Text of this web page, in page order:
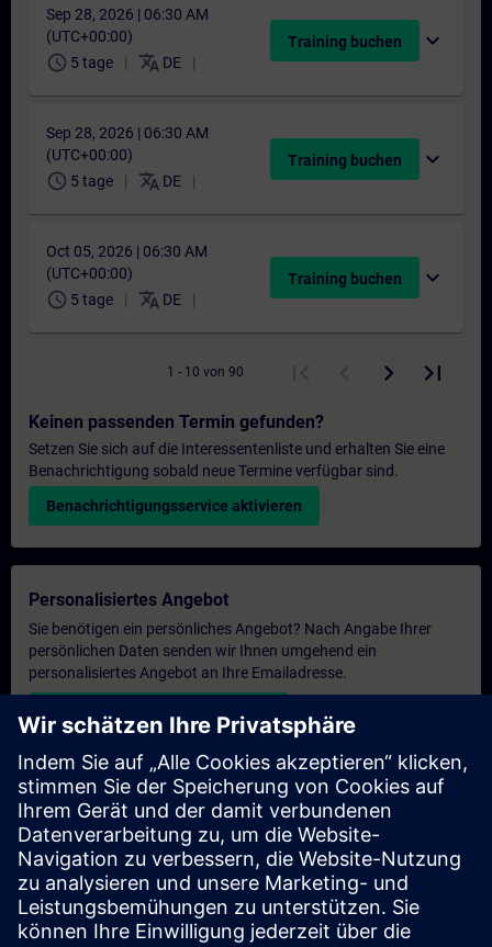
Sep 28, 2026 | 06:30 AM
(UTC+00:00)
schedule 5 tage translate DE
Training buchen expand_more
Sep 28, 2026 | 06:30 AM
(UTC+00:00)
schedule 5 tage translate DE
Training buchen expand_more
Oct 05, 2026 | 06:30 AM
(UTC+00:00)
schedule 5 tage translate DE
Training buchen expand_more
1 - 10 von 90
Keinen passenden Termin gefunden?
Setzen Sie sich auf die Interessentenliste und erhalten Sie eine
Benachrichtigung sobald neue Termine verfügbar sind.
Benachrichtigungsservice aktivieren
Personalisiertes Angebot
Sie benötigen ein persönliches Angebot? Nach Angabe Ihrer
persönlichen Daten senden wir Ihnen umgehend ein
personalisiertes Angebot an Ihre Emailadresse.
Persönliches Angebot zusenden
Anfrage Exklusivtraining
Haben Sie Bedarf an einem höheren Schulungsangebot und
brauchen ein exklusives Training – entweder vor Ort bei Ihnen,
virtuell oder in einem SITRAIN Trainingscenter? Nachdem Sie
uns Ihre persönlichen Daten und Ihren Trainingsbedarf
übermittelt haben, bekommen Sie von uns ein Angebot für eine
exklusive Schulung.